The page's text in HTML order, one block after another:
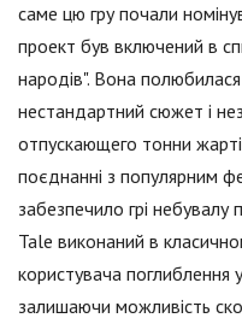
саме цю гру почали
проект був включений в
народів". Вона
нестандартний сюжет і
отпускающего тонни
поєднанні з популярним
забезпечило грі небувалу
Tale виконаний в
користувача поглиблення
залишаючи можливість